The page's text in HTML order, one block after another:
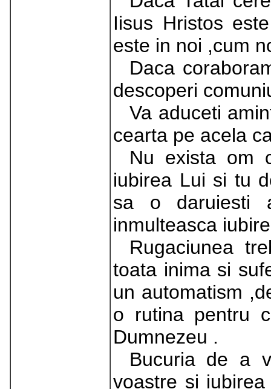
Iisus Hristos
este in noi ,cum
Daca
descoperi
Va aduceti
cearta pe acela
Nu exista om
iubirea Lui si tu
sa o daruiesti
inmulteasca
Rugaciunea
toata inima si
un automatism
o rutina pentru
Dumnezeu .
Bucuria de a
voastre si